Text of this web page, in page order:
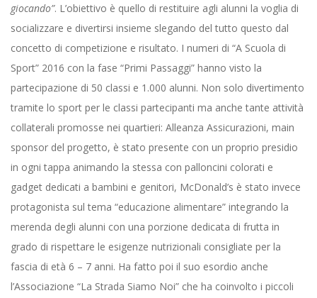
giocando”. L’obiettivo è quello di restituire agli alunni la voglia di
socializzare e divertirsi insieme slegando del tutto questo dal
concetto di competizione e risultato. I numeri di “A Scuola di
Sport” 2016 con la fase “Primi Passaggi” hanno visto la
partecipazione di 50 classi e 1.000 alunni. Non solo divertimento
tramite lo sport per le classi partecipanti ma anche tante attività
collaterali promosse nei quartieri: Alleanza Assicurazioni, main
sponsor del progetto, è stato presente con un proprio presidio
in ogni tappa animando la stessa con palloncini colorati e
gadget dedicati a bambini e genitori, McDonald’s è stato invece
protagonista sul tema “educazione alimentare” integrando la
merenda degli alunni con una porzione dedicata di frutta in
grado di rispettare le esigenze nutrizionali consigliate per la
fascia di età 6 – 7 anni. Ha fatto poi il suo esordio anche
l’Associazione “La Strada Siamo Noi” che ha coinvolto i piccoli